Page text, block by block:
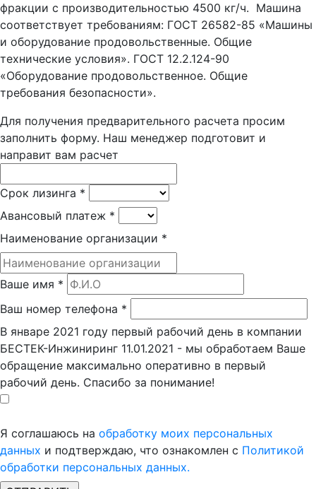
фракции с производительностью 4500 кг/ч. Машина
соответствует требованиям: ГОСТ 26582-85 «Машины
и оборудование продовольственные. Общие
технические условия». ГОСТ 12.2.124-90
«Оборудование продовольственное. Общие
требования безопасности».
Для получения предварительного расчета просим
заполнить форму. Наш менеджер подготовит и
направит вам расчет
Срок лизинга *
Авансовый платеж *
Наименование организации *
Ваше имя *
Ваш номер телефона *
В январе 2021 году первый рабочий день в компании
БЕСТЕК-Инжиниринг 11.01.2021 - мы обработаем Ваше
обращение максимально оперативно в первый
рабочий день. Спасибо за понимание!
Я соглашаюсь на обработку моих персональных
данных и подтверждаю, что ознакомлен с Политикой
обработки персональных данных.